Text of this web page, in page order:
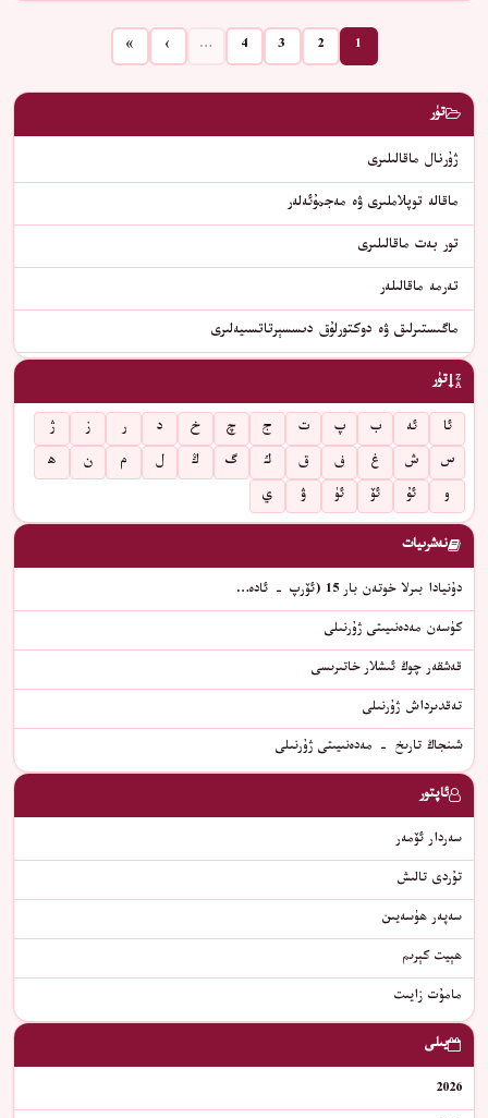
1
2
3
4
…
›
»
تۈر
ژۇرنال ماقالىلىرى
ماقالە توپلاملىرى ۋە مەجمۇئەلەر
تور بەت ماقالىلىرى
تەرمە ماقالىلەر
ماگىستىرلىق ۋە دوكتورلۇق دىسسېرتاتسىيەلىرى
تۈر
ئا ئە ب پ ت ج چ خ د ر ز
ژ
س
ش غ ف ق ك گ ڭ ل م ن
ھ
و
ئۇ ئۆ ئۈ ۋ ي
نەشرىيات
دۇنيادا بىرلا خوتەن بار 15 (ئۆرپ - ئادە…
كۈسەن مەدەنىيىتى ژۇرنىلى
قەشقەر چوڭ ئىشلار خاتىرىسى
تەقدىرداش ژۇرنىلى
شىنجاڭ تارىخ - مەدەنىيىتى ژۇرنىلى
ئاپتور
سەردار ئۆمەر
تۇردى تالىش
سەپەر ھۈسەيىن
ھېيت كېرىم
مامۇت زايىت
يىلى
2026